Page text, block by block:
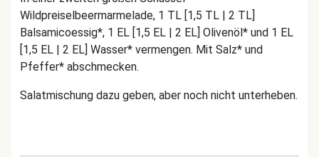
Wildpreiselbeermarmelade, 1 TL [1,5 TL | 2 TL]
Balsamicoessig*, 1 EL [1,5 EL | 2 EL] Olivenöl* und 1 EL
[1,5 EL | 2 EL] Wasser* vermengen. Mit Salz* und
Pfeffer* abschmecken.
Salatmischung dazu geben, aber noch nicht unterheben.